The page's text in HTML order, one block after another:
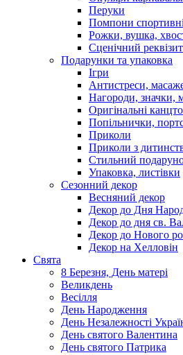
Перуки
Помпони спортивні
Рожки, вушка,
Сценічний реквізит
Подарунки та упаковка
Ігри
Антистреси,
Нагороди, значки,
Оригінальні
Попільнички,
Приколи
Приколи з
Стильний
Упаковка, листівки
Сезонний декор
Весняний декор
Декор до Дня
Декор до дня св.
Декор до Нового
Декор на Хелловін
Свята
8 Березня, День матері
Великдень
Весілля
День Народження
День Незалежності
День святого Валентина
День святого Патрика